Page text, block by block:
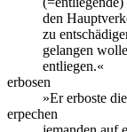
den
zu
gelangen
entliegen.«
erbosen
»Er erboste
erpechen